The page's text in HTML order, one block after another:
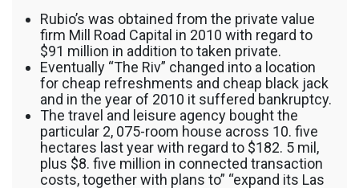
Rubio’s was obtained from the private value
firm Mill Road Capital in 2010 with regard to
$91 million in addition to taken private.
Eventually “The Riv” changed into a location
for cheap refreshments and cheap black jack
and in the year of 2010 it suffered bankruptcy.
The travel and leisure agency bought the
particular 2, 075-room house across 10. five
hectares last year with regard to $182. 5 mil,
plus $8. five million in connected transaction
costs, together with plans to” “expand its Las